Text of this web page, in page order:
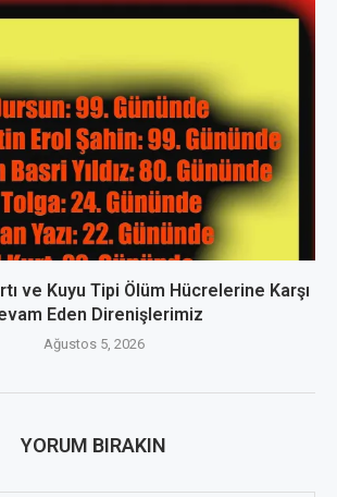
ve Kuyu Tipi Ölüm Hücrelerine Karşı
Eden Direnişlerimiz
Ağustos 5, 2026
YORUM BIRAKIN